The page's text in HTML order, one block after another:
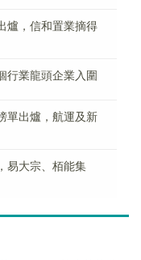
爐，信和置業摘得
行業龍頭企業入圍
單出爐，航運及新
易大宗、栢能集